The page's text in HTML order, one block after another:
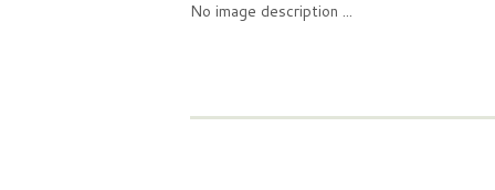
No image description ...